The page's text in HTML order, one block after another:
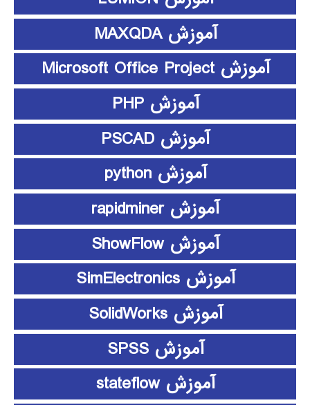
آموزش MAXQDA
آموزش Microsoft Office Project
آموزش PHP
آموزش PSCAD
آموزش python
آموزش rapidminer
آموزش ShowFlow
آموزش SimElectronics
آموزش SolidWorks
آموزش SPSS
آموزش stateflow